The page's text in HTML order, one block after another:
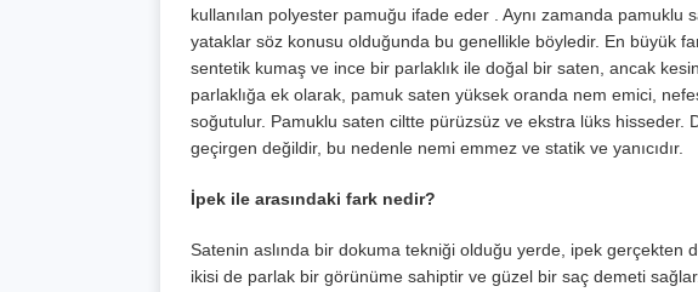
kullanılan polyester pamuğu ifade eder . Aynı zamanda pamuklu
yataklar söz konusu olduğunda bu genellikle böyledir. En büyük
sentetik kumaş ve ince bir parlaklık ile doğal bir saten, ancak
parlaklığa ek olarak, pamuk saten yüksek oranda nem emici,
soğutulur. Pamuklu saten ciltte pürüzsüz ve ekstra lüks hisseder.
geçirgen değildir, bu nedenle nemi emmez ve statik ve yanıcıdır.
İpek ile arasındaki fark nedir?
Satenin aslında bir dokuma tekniği olduğu yerde, ipek gerçekten
ikisi de parlak bir görünüme sahiptir ve güzel bir saç demeti